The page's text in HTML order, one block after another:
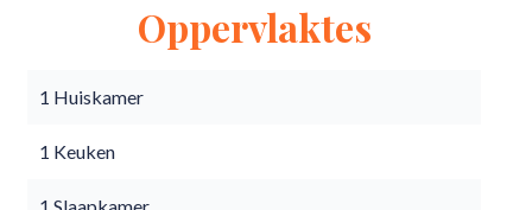
Oppervlaktes
1 Huiskamer
1 Keuken